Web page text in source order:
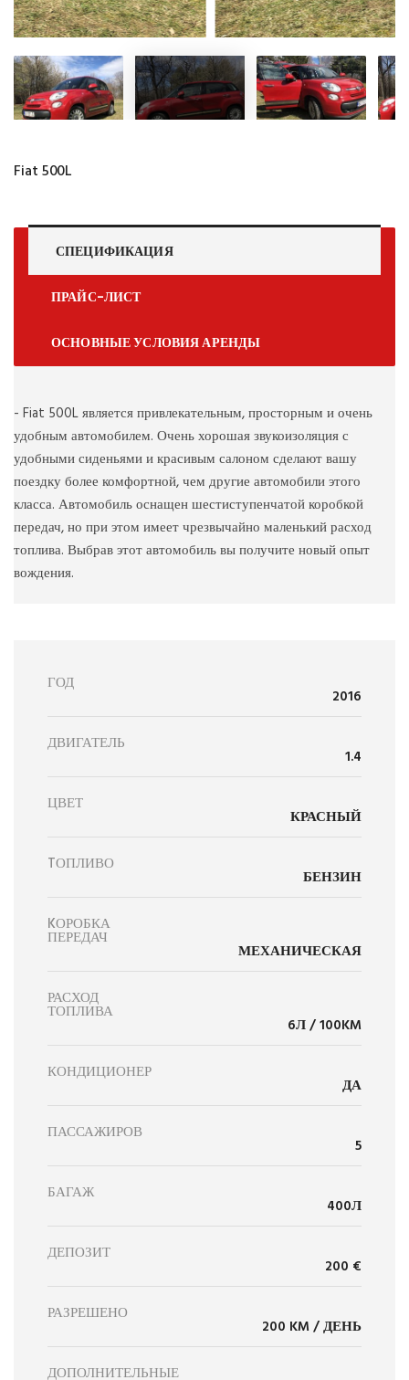
Fiat 500L
СПЕЦИФИКАЦИЯ
ПРАЙС-ЛИСТ
ОСНОВНЫЕ УСЛОВИЯ АРЕНДЫ
- Fiat 500L является привлекательным, просторным и очень
удобным автомобилем. Очень хорошая звукоизоляция с
удобными сиденьями и красивым салоном сделают вашу
поездку более комфортной, чем другие автомобили этого
класса. Автомобиль оснащен шестиступенчатой коробкой
передач, но при этом имеет чрезвычайно маленький расход
топлива. Выбрав этот автомобиль вы получите новый опыт
вождения.
ГОД
2016
ДВИГАТЕЛЬ
1.4
ЦВЕТ
КРАСНЫЙ
TОПЛИВО
БЕНЗИН
KОРОБКА
ПЕРЕДАЧ
МЕХАНИЧЕСКАЯ
РАСХОД
ТОПЛИВА
6Л / 100KM
КОНДИЦИОНЕР
ДА
ПАССАЖИРОВ
5
БАГАЖ
400Л
ДЕПОЗИТ
200 €
РАЗРЕШЕНО
200 KM / ДЕНЬ
ДОПОЛНИТЕЛЬНЫЕ